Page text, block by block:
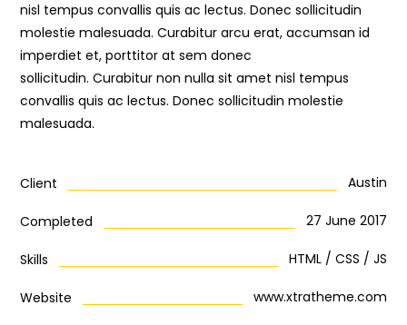
nisl tempus convallis quis ac lectus. Donec sollicitudin
molestie malesuada. Curabitur arcu erat, accumsan id
imperdiet et, porttitor at sem donec
sollicitudin. Curabitur non nulla sit amet nisl tempus
convallis quis ac lectus. Donec sollicitudin molestie
malesuada.
Client Austin
Completed 27 June 2017
Skills HTML / CSS / JS
Website www.xtratheme.com